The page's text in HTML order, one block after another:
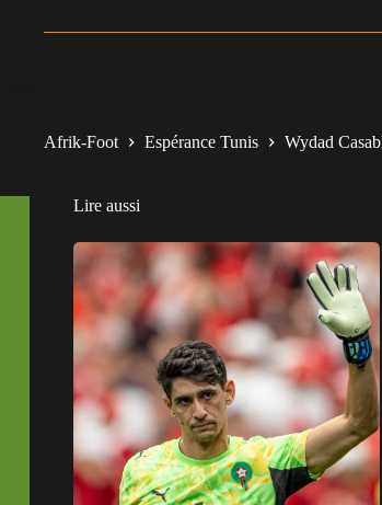
Afrik-Foot Espérance Tunis Wydad
Lire aussi